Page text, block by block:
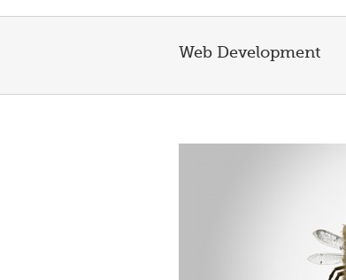
Web Development